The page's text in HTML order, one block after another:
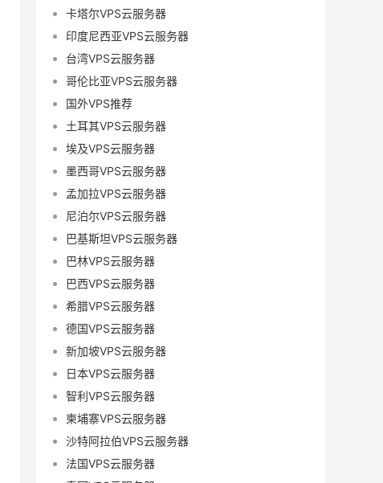
卡塔尔VPS云服务器
印度尼西亚VPS云服务器
台湾VPS云服务器
哥伦比亚VPS云服务器
国外VPS推荐
土耳其VPS云服务器
埃及VPS云服务器
墨西哥VPS云服务器
孟加拉VPS云服务器
尼泊尔VPS云服务器
巴基斯坦VPS云服务器
巴林VPS云服务器
巴西VPS云服务器
希腊VPS云服务器
德国VPS云服务器
新加坡VPS云服务器
日本VPS云服务器
智利VPS云服务器
柬埔寨VPS云服务器
沙特阿拉伯VPS云服务器
法国VPS云服务器